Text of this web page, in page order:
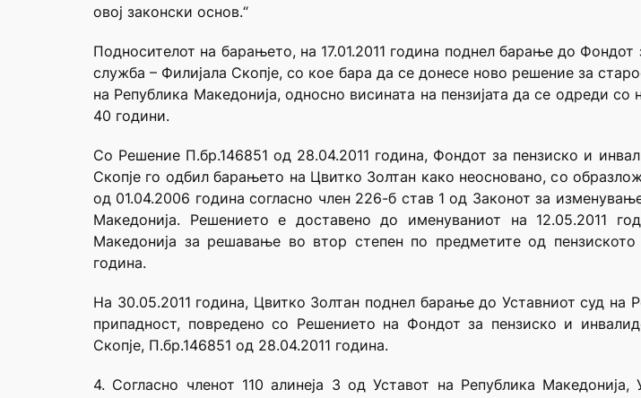
овој законски основ.“
Подносителот на барањето, на 17.01.2011 година поднел барање до
служба – Филијала Скопје, со кое бара да се донесе ново решение за
на Република Македонија, односно висината на пензијата да се одреди
40 години.
Со Решение П.бр.146851 од 28.04.2011 година, Фондот за пензиско и
Скопје го одбил барањето на Цвитко Золтан како неосновано, со
од 01.04.2006 година согласно член 226-б став 1 од Законот за
Македонија. Решението е доставено до именуваниот на 12.05.2011
Македонија за решавање во втор степен по предметите од
година.
На 30.05.2011 година, Цвитко Золтан поднел барање до Уставниот суд на
припадност, повредено со Решението на Фондот за пензиско и
Скопје, П.бр.146851 од 28.04.2011 година.
4. Согласно членот 110 алинеја 3 од Уставот на Република